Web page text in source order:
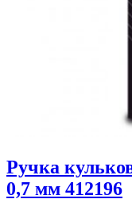
Ручка
0,7 мм 412196